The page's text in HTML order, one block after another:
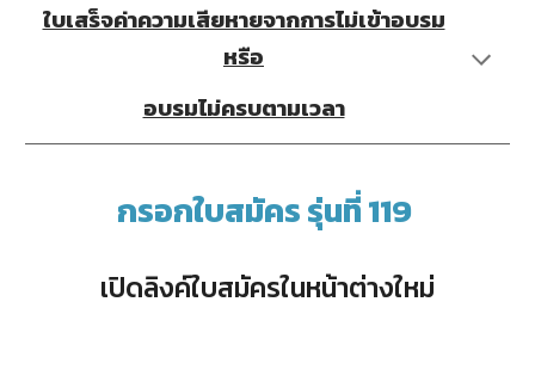
​ใบเสร็จค่าความเสียหายจากการไม่เข้าอบรม
หรือ
อบรมไม่ครบตามเวลา
กรอกใบสมัคร รุ่นที่ 119
เปิดลิงค์ใบสมัครในหน้าต่างใหม่